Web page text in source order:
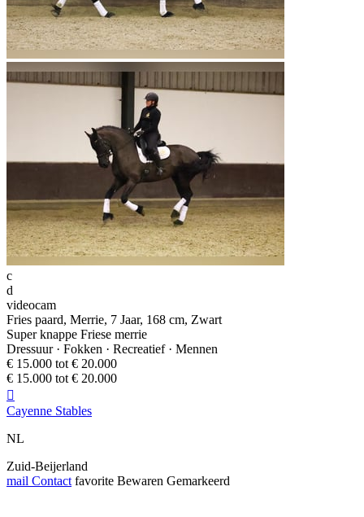
c
d
videocam
Fries paard, Merrie, 7 Jaar, 168 cm, Zwart
Super knappe Friese merrie
Dressuur · Fokken · Recreatief · Mennen
€ 15.000 tot € 20.000
€ 15.000 tot € 20.000

Cayenne Stables
NL
Zuid-Beijerland
mail Contact favorite Bewaren Gemarkeerd